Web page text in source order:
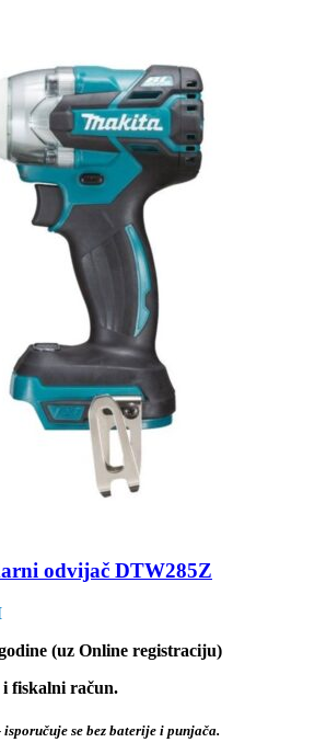
odvijač DTW285Z
Trenutna
je:
(uz Online registraciju)
fiskalni račun.
se bez baterije i punjača.